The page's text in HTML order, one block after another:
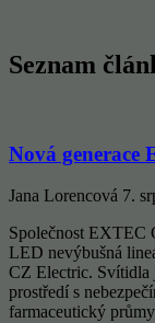
Seznam
Nová generace
Jana Lorencová 7.
Společnost EXTEC
LED nevýbušná
CZ Electric. Svítidla
prostředí s
farmaceutický